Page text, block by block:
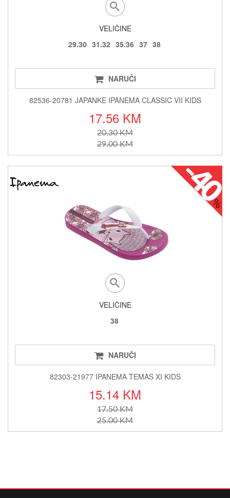
VELIČINE
29.30 31.32 35.36 37 38
NARUČI
82536-20781 JAPANKE IPANEMA CLASSIC VII KIDS
17.56 KM
20.30 KM
29.00 KM
VELIČINE
38
NARUČI
82303-21977 IPANEMA TEMAS XI KIDS
15.14 KM
17.50 KM
25.00 KM